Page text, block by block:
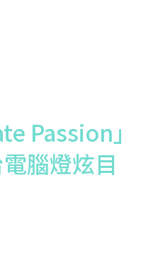
Passion」
腦燈炫目